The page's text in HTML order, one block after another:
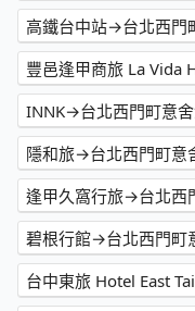
高鐵台中站→台北西門
豐邑逢甲商旅 La Vida
INNK→台北西門町意
隱和旅→台北西門町意
逢甲久窩行旅→台北西
碧根行館→台北西門町
台中東旅 Hotel East